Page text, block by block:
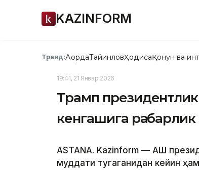
KAZINFORM
Тренд:АқордаТайинловҲодисаҚонун ва
19:41, 21 Январ 2026
Трамп
кенгашига
ASTANA. Kazinform — АҚШ
муддати тугаганидан кейин